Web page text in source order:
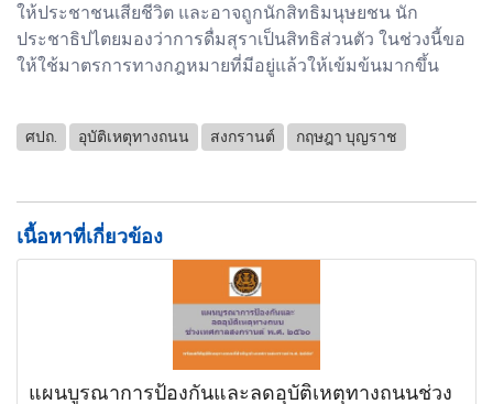
ให้ประชาชนเสียชีวิต และอาจถูกนักสิทธิมนุษยชน นัก
ประชาธิปไตยมองว่าการดื่มสุราเป็นสิทธิส่วนตัว ในช่วงนี้ขอ
ให้ใช้มาตรการทางกฎหมายที่มีอยู่แล้วให้เข้มข้นมากขึ้น
ศปถ. อุบัติเหตุทางถนน สงกรานต์ กฤษฎา บุญราช
เนื้อหาที่เกี่ยวข้อง
แผนบูรณาการป้องกันและลดอุบัติเหตุทางถนนช่วง